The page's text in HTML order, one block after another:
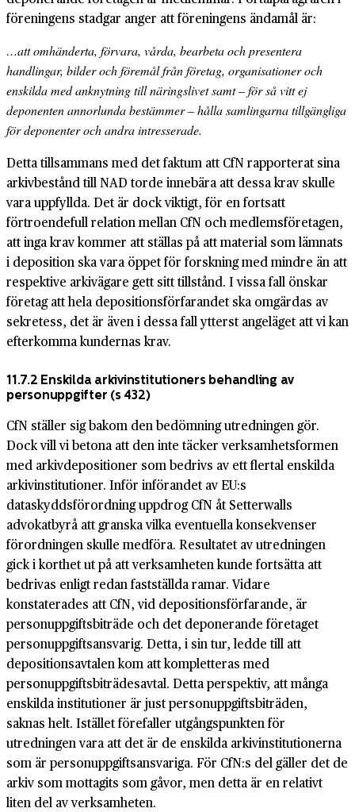
föreningens stadgar anger att föreningens ändamål är:
…att omhänderta, förvara, vårda, bearbeta och presentera
handlingar, bilder och föremål från företag, organisationer och
enskilda med anknytning till näringslivet samt – för så vitt ej
deponenten annorlunda bestämmer – hålla samlingarna tillgängliga
för deponenter och andra intresserade.
Detta tillsammans med det faktum att CfN rapporterat sina
arkivbestånd till NAD torde innebära att dessa krav skulle
vara uppfyllda. Det är dock viktigt, för en fortsatt
förtroendefull relation mellan CfN och medlemsföretagen,
att inga krav kommer att ställas på att material som lämnats
i deposition ska vara öppet för forskning med mindre än att
respektive arkivägare gett sitt tillstånd. I vissa fall önskar
företag att hela depositionsförfarandet ska omgärdas av
sekretess, det är även i dessa fall ytterst angeläget att vi kan
efterkomma kundernas krav.
11.7.2 Enskilda arkivinstitutioners behandling av
personuppgifter (s 432)
CfN ställer sig bakom den bedömning utredningen gör.
Dock vill vi betona att den inte täcker verksamhetsformen
med arkivdepositioner som bedrivs av ett flertal enskilda
arkivinstitutioner. Inför införandet av EU:s
dataskyddsförordning uppdrog CfN åt Setterwalls
advokatbyrå att granska vilka eventuella konsekvenser
förordningen skulle medföra. Resultatet av utredningen
gick i korthet ut på att verksamheten kunde fortsätta att
bedrivas enligt redan fastställda ramar. Vidare
konstaterades att CfN, vid depositionsförfarande, är
personuppgiftsbiträde och det deponerande företaget
personuppgiftsansvarig. Detta, i sin tur, ledde till att
depositionsavtalen kom att kompletteras med
personuppgiftsbiträdesavtal. Detta perspektiv, att många
enskilda institutioner är just personuppgiftsbiträden,
saknas helt. Istället förefaller utgångspunkten för
utredningen vara att det är de enskilda arkivinstitutionerna
som är personuppgiftsansvariga. För CfN:s del gäller det de
arkiv som mottagits som gåvor, men detta är en relativt
liten del av verksamheten.